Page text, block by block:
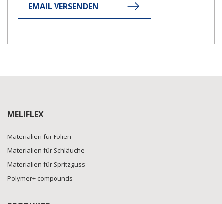
EMAIL VERSENDEN
MELIFLEX
Materialien für Folien
Materialien für Schläuche
Materialien für Spritzguss
Polymer+ compounds